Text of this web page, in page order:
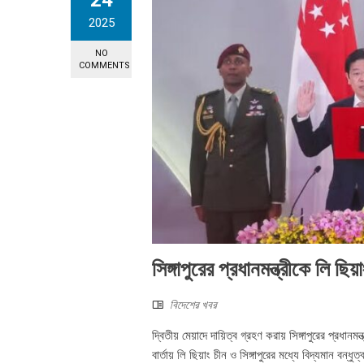
2025
NO
COMMENTS
সিঙ্গাপুরের প্রধানমন্ত্রীকে লি
বিদেশের খবর
দ্বিতীয় মেয়াদে দায়িত্ব গ্রহণ করায় সিঙ্গাপুরের
বার্তায় লি ছিয়াং চীন ও সিঙ্গাপুরের মধ্যে বিদ্যমান